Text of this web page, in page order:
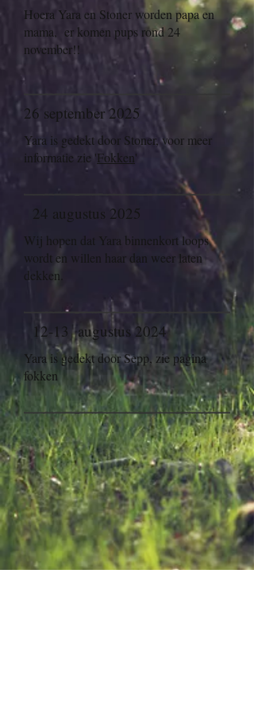
Hoera Yara en Stoner worden papa en
mama, er komen pups rond 24
november!!
26 september 2025
Yara is gedekt door Stoner, voor meer
informatie zie 'Fokken'
24 augustus 2025
Wij hopen dat Yara binnenkort loops
wordt en willen haar dan weer laten
dekken.
12-13 augustus 2024
Yara is gedekt door Sepp, zie pagina
fokken